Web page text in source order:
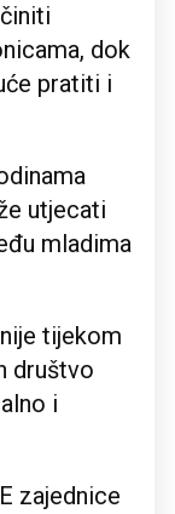
dok
pratiti i
utjecati
mladima
tijekom
društvo
i
zajednice